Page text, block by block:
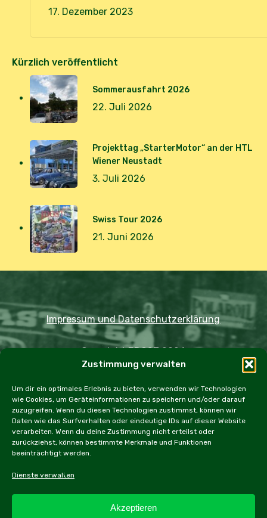
Zustimmung verwalten
Um dir ein optimales Erlebnis zu bieten, verwenden wir Technologien
wie Cookies, um Geräteinformationen zu speichern und/oder darauf
zuzugreifen. Wenn du diesen Technologien zustimmst, können wir
Daten wie das Surfverhalten oder eindeutige IDs auf dieser Website
verarbeiten. Wenn du deine Zustimmung nicht erteilst oder
zurückziehst, können bestimmte Merkmale und Funktionen
beeinträchtigt werden.
Dienste verwalten
Akzeptieren
17. Dezember 2023
Kürzlich veröffentlicht
Sommerausfahrt 2026
22. Juli 2026
Projekttag „StarterMotor“ an der HTL
Wiener Neustadt
3. Juli 2026
Swiss Tour 2026
21. Juni 2026
Impressum und Datenschutzerklärung
Copyright JDOST 2024
Home Ausfahrten Rallye
Events
Messen
Workshops Cookie Policy (EU)